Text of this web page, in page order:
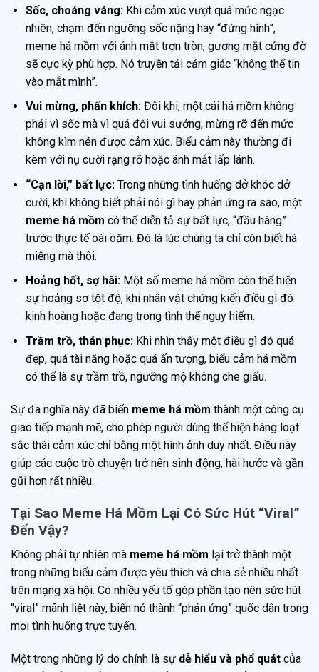
Sốc, choáng váng:Khi cảm xúc vượt quá mức ngạc
nhiên, chạm đến ngưỡng sốc nặng hay “đứng hình”,
meme há mồm với ánh mắt trợn tròn, gương mặt cứng đờ
sẽ cực kỳ phù hợp. Nó truyền tải cảm giác “không thể tin
vào mắt mình”.
Vui mừng, phấn khích:Đôi khi, một cái há mồm không
phải vì sốc mà vì quá đỗi vui sướng, mừng rỡ đến mức
không kìm nén được cảm xúc. Biểu cảm này thường đi
kèm với nụ cười rạng rỡ hoặc ánh mắt lấp lánh.
“Cạn lời,” bất lực:Trong những tình huống dở khóc dở
cười, khi không biết phải nói gì hay phản ứng ra sao, một
meme há mồm có thể diễn tả sự bất lực, “đầu hàng”
trước thực tế oái oăm. Đó là lúc chúng ta chỉ còn biết há
miệng mà thôi.
Hoảng hốt, sợ hãi:Một số meme há mồm còn thể hiện
sự hoảng sợ tột độ, khi nhân vật chứng kiến điều gì đó
kinh hoàng hoặc đang trong tình thế nguy hiểm.
Trầm trồ, thán phục:Khi nhìn thấy một điều gì đó quá
đẹp, quá tài năng hoặc quá ấn tượng, biểu cảm há mồm
có thể là sự trầm trồ, ngưỡng mộ không che giấu.
Sự đa nghĩa này đã biến meme há mồm thành một công cụ
giao tiếp mạnh mẽ, cho phép người dùng thể hiện hàng loạt
sắc thái cảm xúc chỉ bằng một hình ảnh duy nhất. Điều này
giúp các cuộc trò chuyện trở nên sinh động, hài hước và gần
gũi hơn rất nhiều.
Tại Sao Meme Há Mồm Lại Có Sức Hút “Viral”
Đến Vậy?
Không phải tự nhiên mà meme há mồm lại trở thành một
trong những biểu cảm được yêu thích và chia sẻ nhiều nhất
trên mạng xã hội. Có nhiều yếu tố góp phần tạo nên sức hút
“viral” mãnh liệt này, biến nó thành “phản ứng” quốc dân trong
mọi tình huống trực tuyến.
Một trong những lý do chính là sự dễ hiểu và phổ quát của